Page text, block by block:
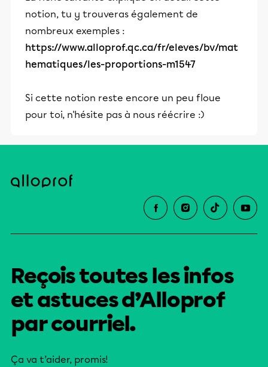
notion, tu y trouveras également de
nombreux exemples :
https://www.alloprof.qc.ca/fr/eleves/bv/mat
hematiques/les-proportions-m1547
Si cette notion reste encore un peu floue
pour toi, n'hésite pas à nous réécrire :)
Reçois toutes les infos
et astuces d’Alloprof
par courriel.
Ça va t’aider, promis!